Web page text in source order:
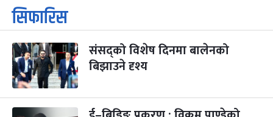
१
आइत
कार्तिक सङ्क्रान्ति
कार्तिक १, २०८३
३
मंगल
महानवमी
कार्तिक ३, २०८३-Oct 20, 2026
२ महिना बाँकी
४
बुध कार्तिक ४, २०८३ -Oct 21, 2026
सिफारिस
संसद्को विशेष दिनमा बालेनको
बिझाउने दृश्य